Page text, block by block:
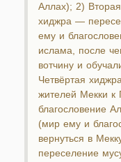
Аллах); 2)
хиджра —
ему и
ислама, после
вотчину и
Четвёртая
жителей Мекки
благословение
(мир ему и
вернуться в
переселение